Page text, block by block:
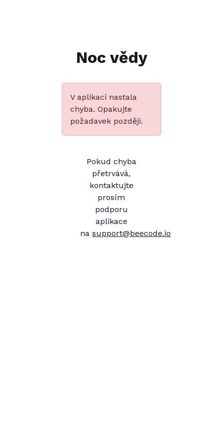
Noc vědy
V aplikaci nastala
chyba. Opakujte
požadavek později.
Pokud chyba
přetrvává,
kontaktujte
prosím
podporu
aplikace
nasupport@beecode.io